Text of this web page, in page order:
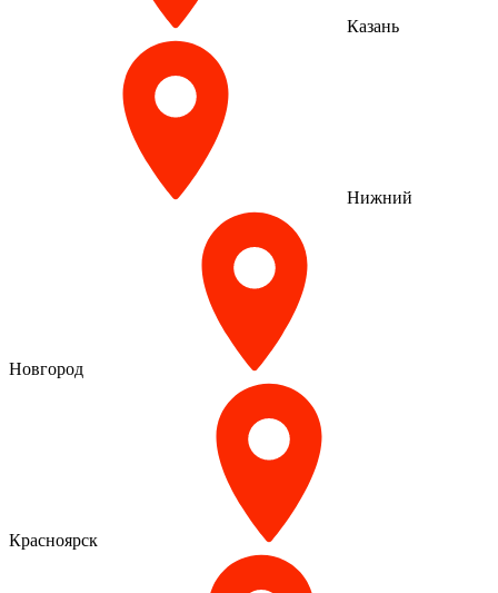
Казань
Нижний
Новгород
Красноярск